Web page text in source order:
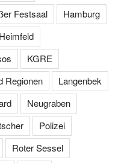
Festsaal
Hamburg
Heimfeld
KGRE
Regionen
Langenbek
Neugraben
Polizei
Roter Sessel